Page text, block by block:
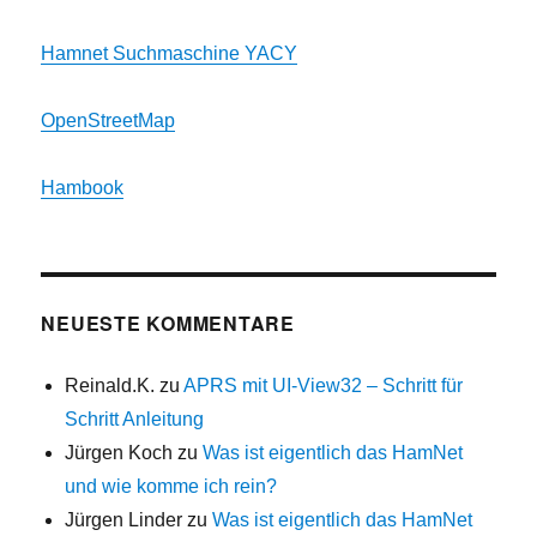
Hamnet Suchmaschine YACY
OpenStreetMap
Hambook
NEUESTE KOMMENTARE
Reinald.K. zuAPRS mit UI-View32 – Schritt für
Schritt Anleitung
Jürgen Koch zuWas ist eigentlich das HamNet
und wie komme ich rein?
Jürgen Linder zuWas ist eigentlich das HamNet